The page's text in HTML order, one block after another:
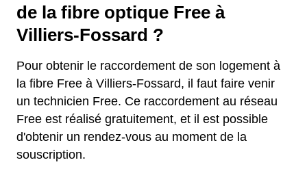
de la fibre optique Free à
Villiers-Fossard ?
Pour obtenir le raccordement de son logement à
la fibre Free à Villiers-Fossard, il faut faire venir
un technicien Free. Ce raccordement au réseau
Free est réalisé gratuitement, et il est possible
d'obtenir un rendez-vous au moment de la
souscription.